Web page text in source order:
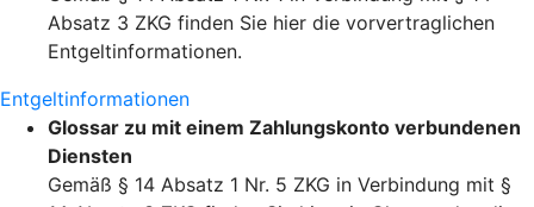
Absatz 3 ZKG finden Sie hier die vorvertraglichen
Entgeltinformationen.
Entgeltinformationen
Glossar zu mit einem Zahlungskonto verbundenen
Diensten
Gemäß § 14 Absatz 1 Nr. 5 ZKG in Verbindung mit §